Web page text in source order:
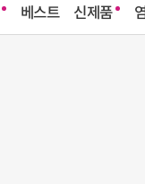
베스트 신제품